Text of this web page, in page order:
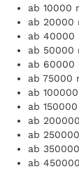
ab 10000
ab 20000
ab 40000
ab 50000
ab 60000
ab 75000
ab
ab
ab
ab
ab
ab